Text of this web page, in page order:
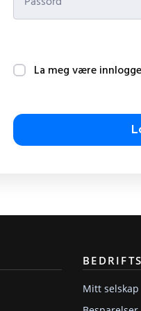
La meg være
Mitt selskap